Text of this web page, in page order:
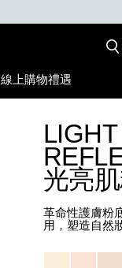
線上購物禮遇
LIGHT
光亮
革命性護膚粉
用，塑造自然
Variations